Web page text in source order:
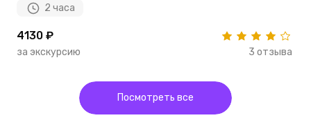
2 часа
4130 ₽
за экскурсию 3 отзыва
Посмотреть все